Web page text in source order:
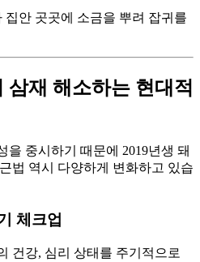
집안 곳곳에 소금을 뿌려 잡귀를
삼재 해소하는 현대적
을 중시하기 때문에 2019년생 돼
법 역시 다양하게 변화하고 있습
체크업
건강, 심리 상태를 주기적으로